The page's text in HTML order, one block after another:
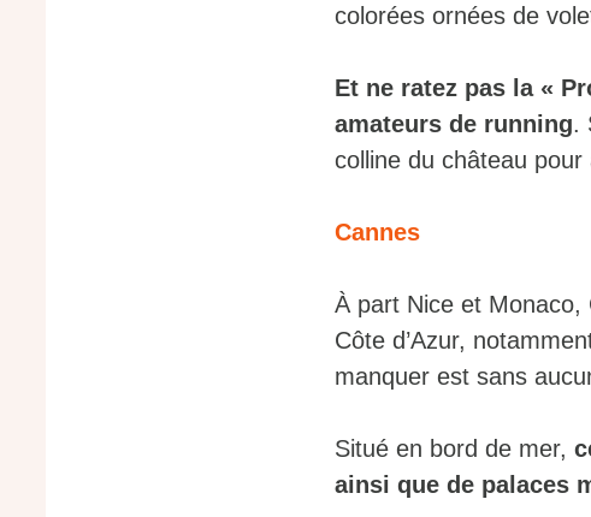
colorées ornées de
Et ne ratez pas la «
amateurs de running.
colline du château
Cannes
À part Nice et Monaco,
Côte d’Azur,
manquer est sans
Situé en bord de mer,
ainsi que de palaces